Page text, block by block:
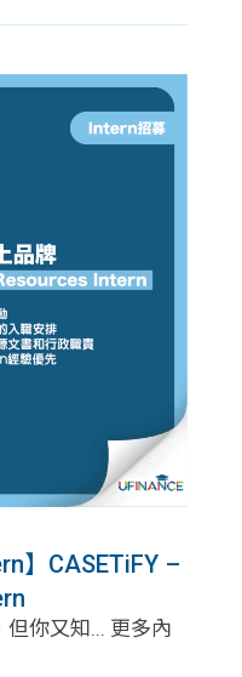
】CASETiFY –
但你又知... 更多內